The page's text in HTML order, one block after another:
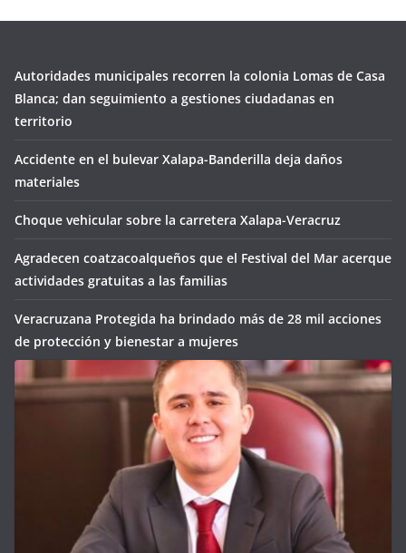
Autoridades municipales recorren la colonia Lomas de Casa
Blanca; dan seguimiento a gestiones ciudadanas en
territorio
Accidente en el bulevar Xalapa-Banderilla deja daños
materiales
Choque vehicular sobre la carretera Xalapa-Veracruz
Agradecen coatzacoalqueños que el Festival del Mar acerque
actividades gratuitas a las familias
Veracruzana Protegida ha brindado más de 28 mil acciones
de protección y bienestar a mujeres